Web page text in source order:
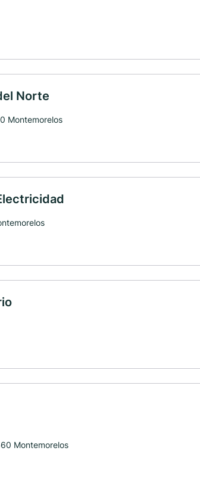
Norte
Montemorelos
Montemorelos